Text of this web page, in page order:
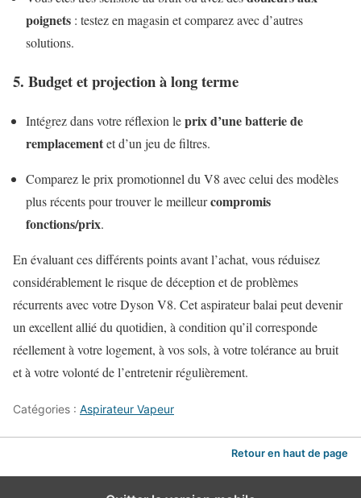
poignets : testez en magasin et comparez avec d’autres
solutions.
5. Budget et projection à long terme
Intégrez dans votre réflexion leprix d’une batterie de
remplacementet d’un jeu de filtres.
Comparez le prix promotionnel du V8 avec celui des modèles
plus récents pour trouver le meilleurcompromis
fonctions/prix.
En évaluant ces différents points avant l’achat, vous réduisez
considérablement le risque de déception et de problèmes
récurrents avec votre Dyson V8. Cet aspirateur balai peut devenir
un excellent allié du quotidien, à condition qu’il corresponde
réellement à votre logement, à vos sols, à votre tolérance au bruit
et à votre volonté de l’entretenir régulièrement.
Catégories : Aspirateur Vapeur
Retour en haut de page